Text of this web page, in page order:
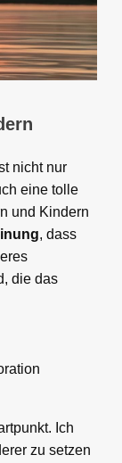
nicht nur
eine tolle
und Kindern
, dass
die das
Ich
zu setzen